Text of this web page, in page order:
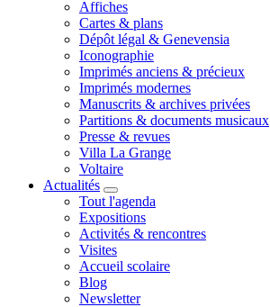
Affiches
Cartes & plans
Dépôt légal & Genevensia
Iconographie
Imprimés anciens & précieux
Imprimés modernes
Manuscrits & archives privées
Partitions & documents musicaux
Presse & revues
Villa La Grange
Voltaire
Actualités
Tout l'agenda
Expositions
Activités & rencontres
Visites
Accueil scolaire
Blog
Newsletter